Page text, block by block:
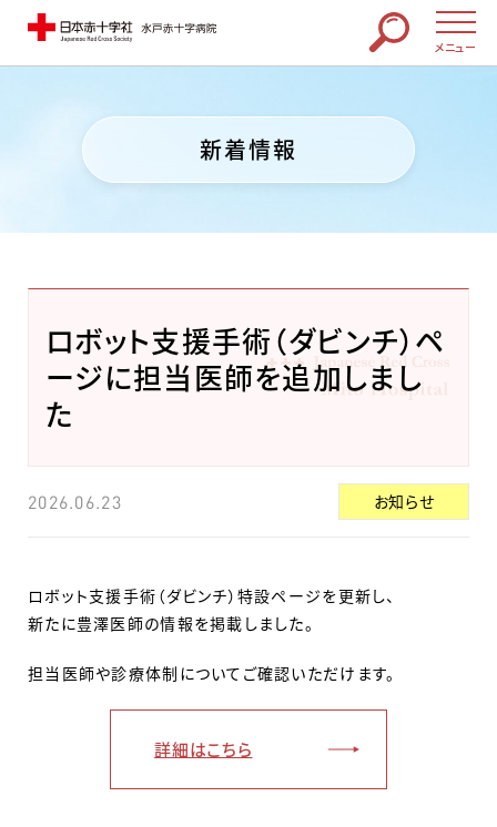
メニュー
新着情報
ロボット支援手術（ダビンチ）ペ
ージに担当医師を追加しまし
た
2026.06.23 お知らせ
ロボット支援手術（ダビンチ）特設ページを更新し、
新たに豊澤医師の情報を掲載しました。
担当医師や診療体制についてご確認いただけます。
詳細はこちら